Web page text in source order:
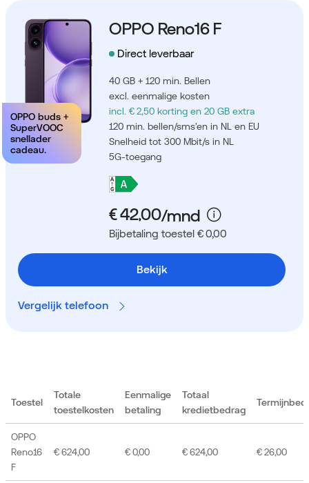
OPPO buds +
SuperVOOC
snellader
cadeau.
OPPO Reno16 F
Direct leverbaar
40 GB + 120 min. Bellen
excl. eenmalige kosten
incl. € 2,50 korting en 20 GB extra
120 min. bellen/sms'en in NL en EU
Snelheid tot 300 Mbit/s in NL
5G-toegang
Bijbetaling toestel € 0,00
Bekijk
Vergelijk telefoon
Toestel
Totale
toestelkosten
Eenmalige
betaling
Totaal
kredietbedrag
OPPO
Reno16
F
€ 624,00 € 0,00 € 624,00 € 26,00